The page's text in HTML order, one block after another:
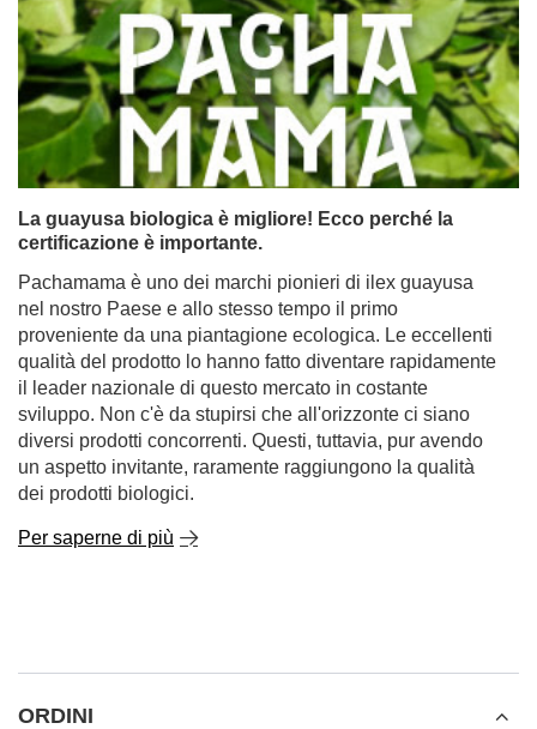
La guayusa biologica è migliore! Ecco perché la
certificazione è importante.
Pachamama è uno dei marchi pionieri di ilex guayusa
nel nostro Paese e allo stesso tempo il primo
proveniente da una piantagione ecologica. Le eccellenti
qualità del prodotto lo hanno fatto diventare rapidamente
il leader nazionale di questo mercato in costante
sviluppo. Non c'è da stupirsi che all'orizzonte ci siano
diversi prodotti concorrenti. Questi, tuttavia, pur avendo
un aspetto invitante, raramente raggiungono la qualità
dei prodotti biologici.
Per saperne di più
ORDINI